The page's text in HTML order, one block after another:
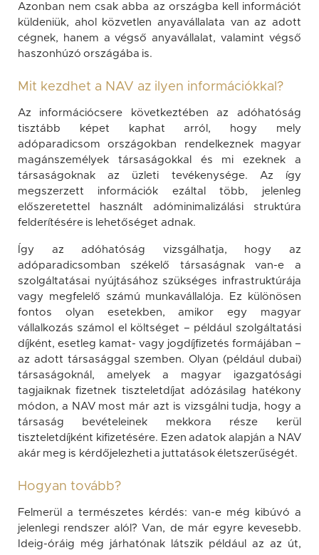
Azonban nem csak abba az országba kell információt
küldeniük, ahol közvetlen anyavállalata van az adott
cégnek, hanem a végső anyavállalat, valamint végső
haszonhúzó országába is.
Mit kezdhet a NAV az ilyen információkkal?
Az információcsere következtében az adóhatóság
tisztább képet kaphat arról, hogy mely
adóparadicsom országokban rendelkeznek magyar
magánszemélyek társaságokkal és mi ezeknek a
társaságoknak az üzleti tevékenysége. Az így
megszerzett információk ezáltal több, jelenleg
előszeretettel használt adóminimalizálási struktúra
felderítésére is lehetőséget adnak.
Így az adóhatóság vizsgálhatja, hogy az
adóparadicsomban székelő társaságnak van-e a
szolgáltatásai nyújtásához szükséges infrastruktúrája
vagy megfelelő számú munkavállalója. Ez különösen
fontos olyan esetekben, amikor egy magyar
vállalkozás számol el költséget – például szolgáltatási
díjként, esetleg kamat- vagy jogdíjfizetés formájában –
az adott társasággal szemben. Olyan (például dubai)
társaságoknál, amelyek a magyar igazgatósági
tagjaiknak fizetnek tiszteletdíjat adózásilag hatékony
módon, a NAV most már azt is vizsgálni tudja, hogy a
társaság bevételeinek mekkora része kerül
tiszteletdíjként kifizetésére. Ezen adatok alapján a NAV
akár meg is kérdőjelezheti a juttatások életszerűségét.
Hogyan tovább?
Felmerül a természetes kérdés: van-e még kibúvó a
jelenlegi rendszer alól? Van, de már egyre kevesebb.
Ideig-óráig még járhatónak látszik például az az út,